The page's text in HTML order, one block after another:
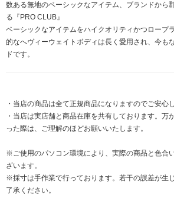
数ある無地のベーシックなアイテム、ブランドから
る『PRO CLUB』
ベーシックなアイテムをハイクオリティかつロープ
的なへヴィーウェイトボディは長く愛用され、今も
ドです。
・当店の商品は全て正規商品になりますのでご安心
・当店は実店舗と商品在庫を共有しております。万
った際は、ご理解のほどお願いいたします。
※ご使用のパソコン環境により、実際の商品と色合
ざいます。
※採寸は手作業で行っております。若干の誤差が生
了承ください。